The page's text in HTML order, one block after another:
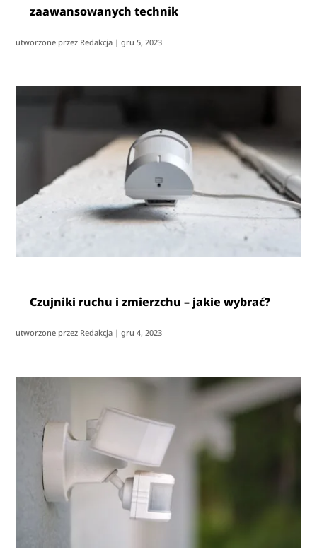
zaawansowanych technik
utworzone przez Redakcja |gru 5, 2023
Czujniki ruchu i zmierzchu – jakie wybrać?
utworzone przez Redakcja |gru 4, 2023